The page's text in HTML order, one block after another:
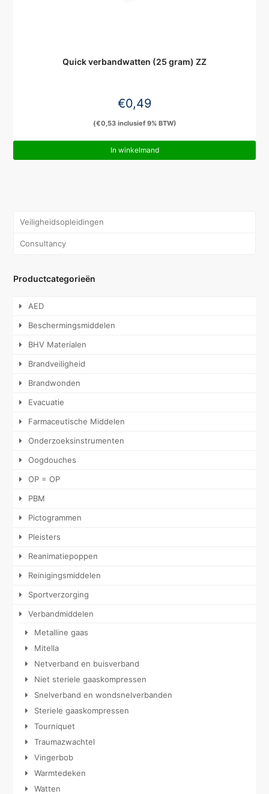
Quick verbandwatten (25 gram) ZZ
€0,49
(€0,53inclusief 9% BTW)
In winkelmand
Veiligheidsopleidingen
Consultancy
Productcategorieën
AED
Beschermingsmiddelen
BHV Materialen
Brandveiligheid
Brandwonden
Evacuatie
Farmaceutische Middelen
Onderzoeksinstrumenten
Oogdouches
OP = OP
PBM
Pictogrammen
Pleisters
Reanimatiepoppen
Reinigingsmiddelen
Sportverzorging
Verbandmiddelen
Metalline gaas
Mitella
Netverband en buisverband
Niet steriele gaaskompressen
Snelverband en wondsnelverbanden
Steriele gaaskompressen
Tourniquet
Traumazwachtel
Vingerbob
Warmtedeken
Watten